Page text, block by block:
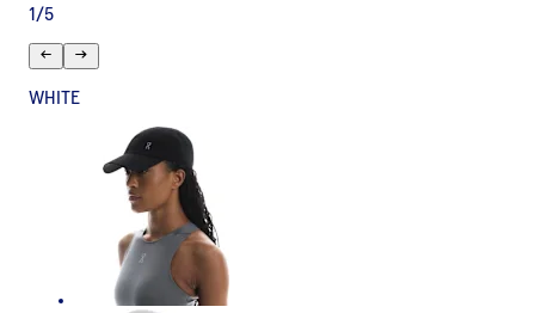
1 /5
WHITE